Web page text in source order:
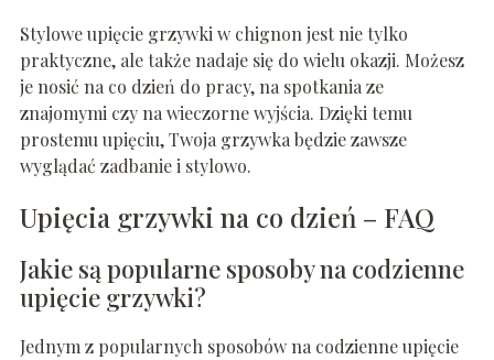
Stylowe upięcie grzywki w chignon jest nie tylko
praktyczne, ale także nadaje się do wielu okazji. Możesz
je nosić na co dzień do pracy, na spotkania ze
znajomymi czy na wieczorne wyjścia. Dzięki temu
prostemu upięciu, Twoja grzywka będzie zawsze
wyglądać zadbanie i stylowo.
Upięcia grzywki na co dzień – FAQ
Jakie są popularne sposoby na codzienne
upięcie grzywki?
Jednym z popularnych sposobów na codzienne upięcie